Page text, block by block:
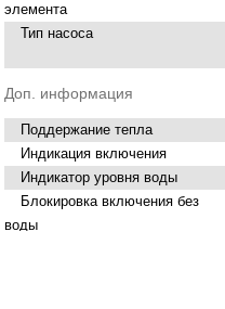
элемента
Тип насоса
Доп. информация
Поддержание тепла
Индикация включения
Индикатор уровня воды
Блокировка включения без
воды